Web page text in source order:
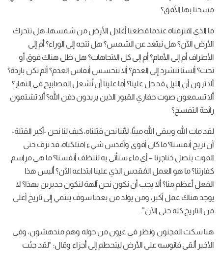
مسحنا بها الأفق؟
ما الذي اقترفناه عندما قطعنا أغلال الأرض من شمسها، هل تتحرك
الأرض الآن؟ هل نبتعد عن الشمس؟ هل نتجه إلى الوراء؟ أم إلى
الأطراف أم إلى الأمام؟ أم إلى كل الاتجاهات؟ هل ظل هناك فوق أو
تحت؟ ألسنا نتشرد إلى العدم؟ ألا نتحسس أنفاس العدم؟ ألم تكن باردة؟
ألا ترون أن الليل قد حل علينا؟ أما علينا أن نُشعل المصابيح في النهار؟
ألا تسمعون صوت حفاري القبور الذين يريدون دفن الله؟ ألا تشتمون
رائحة التفسخ؟
لقد مات الله ويبقى الله ميتًا، لأننا نحن قتلناه، كيف لنا نحن -أكبر القتلة-
أن نريح أنفسنا؟ ما كان أقوى وأقدس شيء امتلكناه، قد نزف حتى
الموت بنصل خناجرنا – أي ماء سنأتي به لننظف أنفسنا؟ ما هي مراسم
كفارتنا؟ ما هو العمل المُقدس الذي علينا ابتداعه الآن؟ أليس هذا
الفعل أعظم منا؟ ألا يجب أن نكون نحن آلهة لنكون جديرين بهذا؟ لا
يوجد هناك عمل أكبر، ومن يولد من بعدنا سوف ينتمي إلى تاريخ أعلى
من التاريخ كله حتى الآن”.
هنا سكت المجنون ونظر في عيون من حوله وهم مندهشون، وفي
الأخير ألقى فانوسه على الأرض ليتحطم إلى أجزاء وقال: “لقد جئت